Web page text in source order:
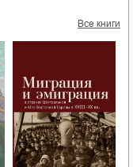
Все книги